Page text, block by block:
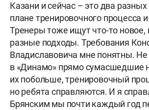
Казани и сейчас – это два разных
плане тренировочного процесса
Тренеры тоже ищут что-то новое,
разные подходы. Требования
Владиславовича мне понятны. Не
в «Динамо» прямо сумасшедшие
их побольше, тренировочный
но ребята справляются. И я
Брянским мы почти каждый год